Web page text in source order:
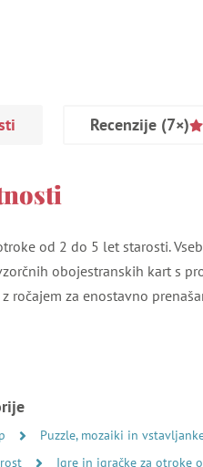
Recenzije (7×)
od 2 do 5 let starosti.
obojestranskih kart s
ročajem za enostavno
Puzzle, mozaiki in
Igre in igračke za otroke